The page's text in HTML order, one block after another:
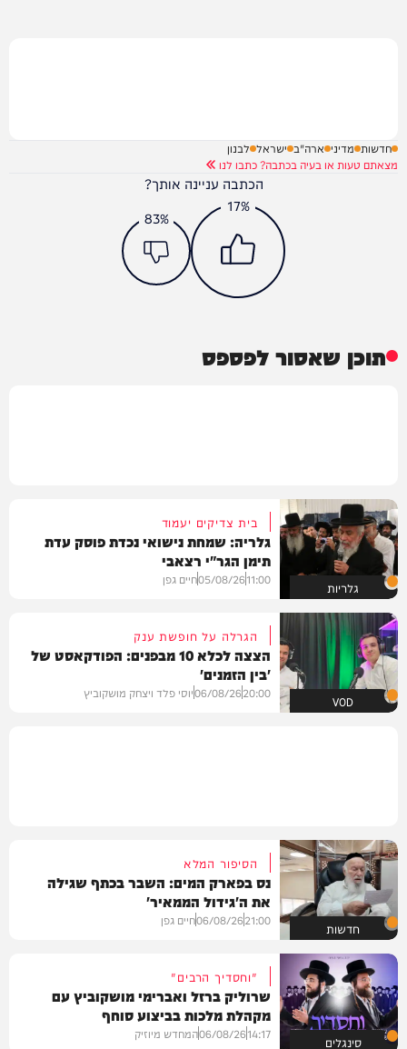
חדשות מדיני ארה"ב ישראל לבנון
מצאתם טעות או בעיה בכתבה? כתבו לנו
הכתבה עניינה אותך?
17%
83%
תוכן שאסור לפספס
גלריות
בית צדיקים יעמוד
גלריה: שמחת נישואי נכדת פוסק עדת
תימן הגר"י רצאבי
11:00
05/08/26חיים גפן
VOD
הגרלה על חופשת ענק
הצצה לכלא 10 מבפנים: הפודקאסט של
'בין הזמנים'
20:00
06/08/26יוסי פלד ויצחק מושקוביץ
חדשות
הסיפור המלא
נס בפארק המים: השבר בכתף שגילה
את ה'גידול הממאיר'
21:00
06/08/26חיים גפן
סינגלים
"וחסדיך הרבים"
שרוליק ברזל ואברימי מושקוביץ עם
מקהלת מלכות בביצוע סוחף
14:17
06/08/26המחדש מיוזיק